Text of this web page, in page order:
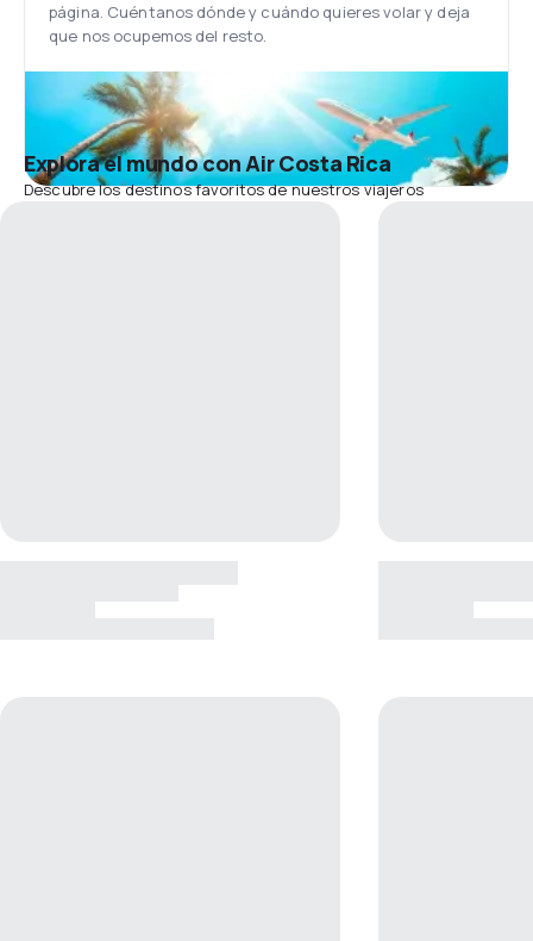
página. Cuéntanos dónde y cuándo quieres volar y deja
que nos ocupemos del resto.
Explora el mundo con Air Costa Rica
Descubre los destinos favoritos de nuestros viajeros